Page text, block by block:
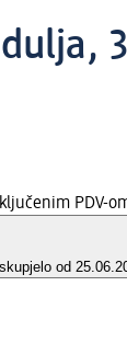
PDV-
od